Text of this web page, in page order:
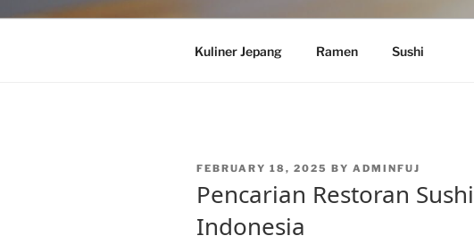
Kuliner Jepang Ramen Sushi
POSTED
FEBRUARY 18, 2025 BY ADMINFUJ
Pencarian Restoran
Indonesia